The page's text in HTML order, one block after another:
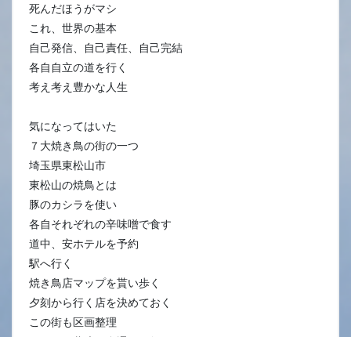
死んだほうがマシ
これ、世界の基本
自己発信、自己責任、自己完結
各自自立の道を行く
考え考え豊かな人生
気になってはいた
７大焼き鳥の街の一つ
埼玉県東松山市
東松山の焼鳥とは
豚のカシラを使い
各自それぞれの辛味噌で食す
道中、安ホテルを予約
駅へ行く
焼き鳥店マップを貰い歩く
夕刻から行く店を決めておく
この街も区画整理